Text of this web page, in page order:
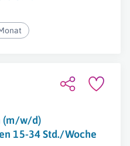
(m/w/d)
15-34 Std./Woche